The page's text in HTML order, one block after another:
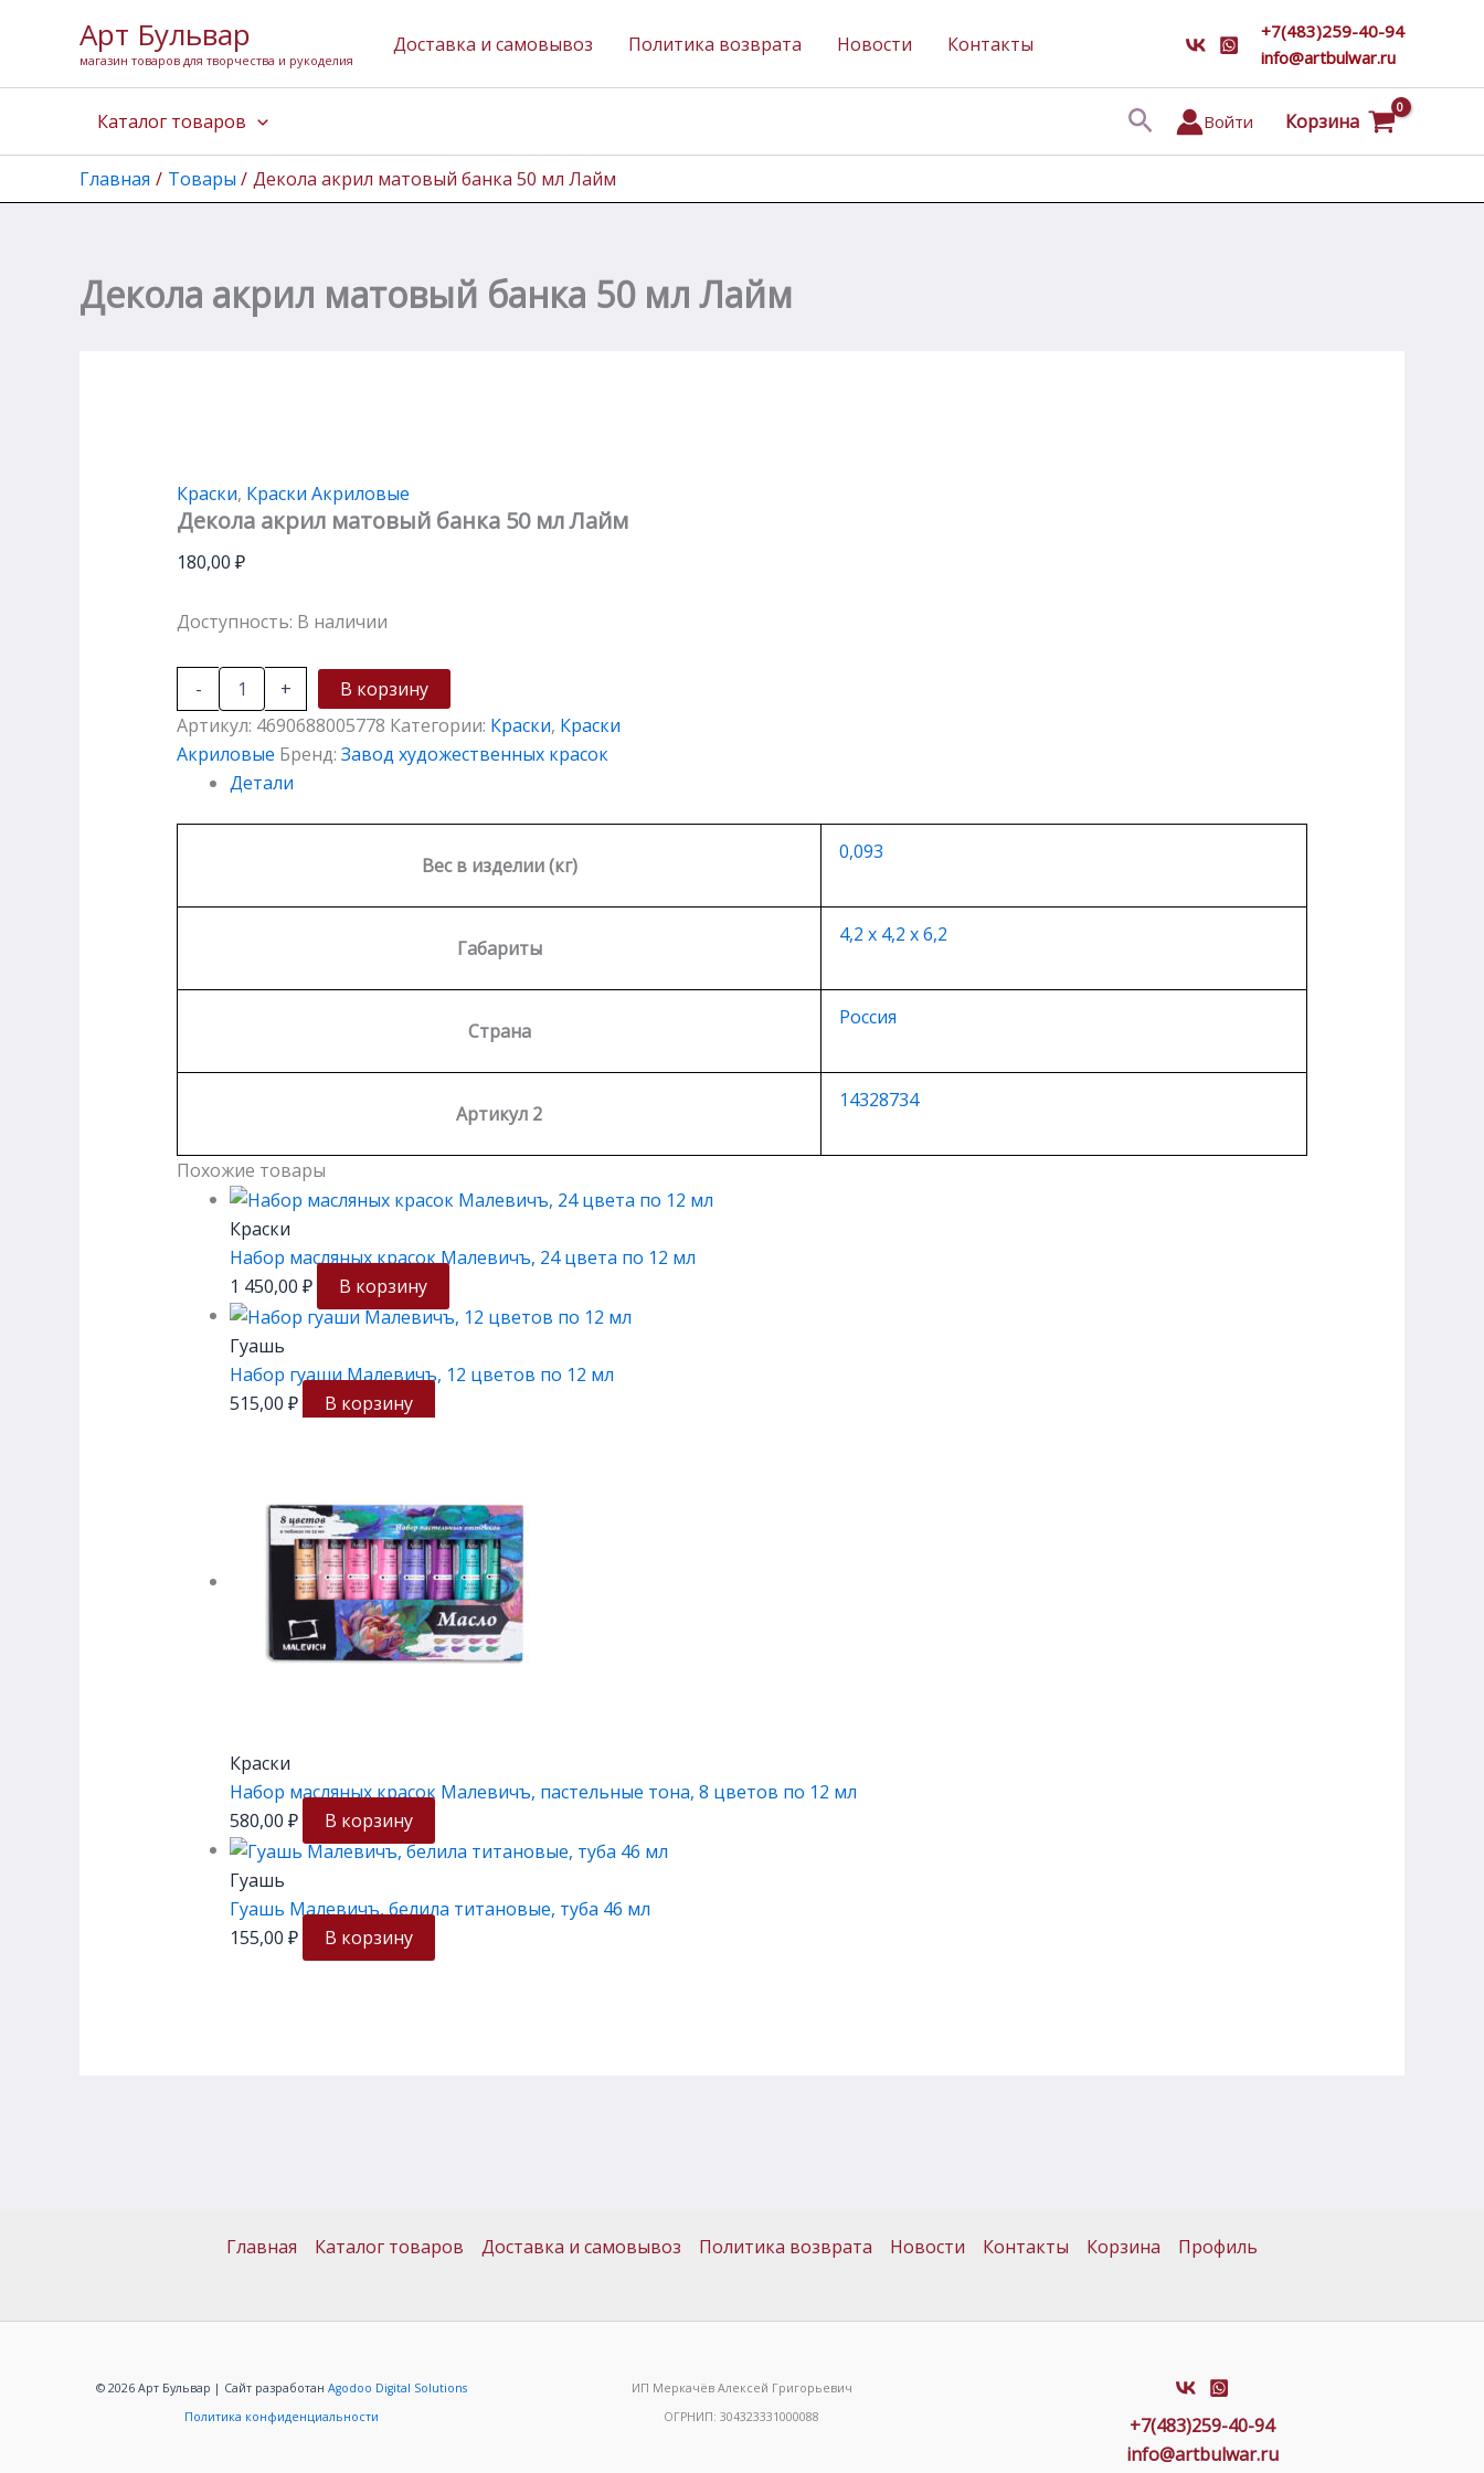
содержимому
Арт Бульвар
магазин товаров для творчества и рукоделия
Доставка и самовывоз Политика возврата Новости Контакты
+7(483)259-40-94
info@artbulwar.ru
Каталог товаров ПоискВойти Корзина
Главная Товары Декола акрил матовый банка 50 мл Лайм
Декола акрил матовый банка 50 мл Лайм
Краски, Краски Акриловые
Декола акрил матовый банка 50 мл Лайм
180,00 ₽
Доступность: В наличии
-
товара
Декола
банка
Лайм
+
В корзину
Артикул: 4690688005778 Категории: Краски, Краски
Акриловые Бренд: Завод художественных красок
Детали
Вес в изделии (кг)
0,093
Габариты
4,2 х 4,2 х 6,2
Страна
Россия
Артикул 2
14328734
Похожие товары
Краски
Набор масляных красок Малевичъ, 24 цвета по 12 мл
1 450,00 ₽ В корзину
Гуашь
Набор гуаши Малевичъ, 12 цветов по 12 мл
515,00 ₽ В корзину
Краски
Набор масляных красок Малевичъ, пастельные тона, 8 цветов по 12 мл
580,00 ₽ В корзину
Гуашь
Гуашь Малевичъ, белила титановые, туба 46 мл
155,00 ₽ В корзину
Главная Каталог товаров Доставка и самовывоз Политика возврата Новости Контакты Корзина Профиль
© 2026 Арт Бульвар | Сайт разработанAgodoo Digital Solutions
Политика конфиденциальности
ИП Меркачёв Алексей Григорьевич
ОГРНИП: 304323331000088
+7(483)259-40-94
info@artbulwar.ru